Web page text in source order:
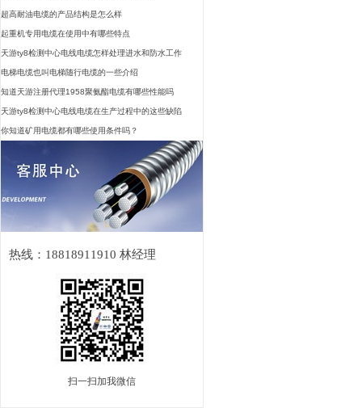
超高耐油电缆的产品结构是怎么样
起重机专用电缆在使用中有哪些特点
天游ty8检测中心电线电缆怎样处理进水和防水工作
电梯电缆也叫电梯随行电缆的一些介绍
知道天游注册代理1958聚氨酯电缆有哪些性能吗
天游ty8检测中心电线电缆在生产过程中的这些缺陷
你知道矿用电缆都有哪些使用条件吗？
热线：18818911910 林经理
扫一扫加我微信